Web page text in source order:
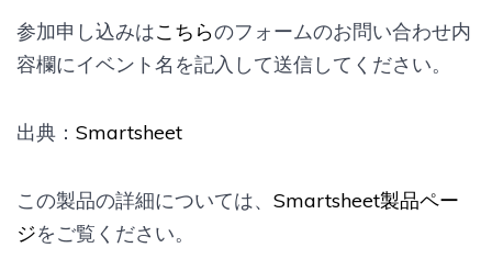
参加申し込みはこちらのフォームのお問い合わせ内
容欄にイベント名を記入して送信してください。
出典： Smartsheet
この製品の詳細については、 Smartsheet製品ペー
ジをご覧ください。